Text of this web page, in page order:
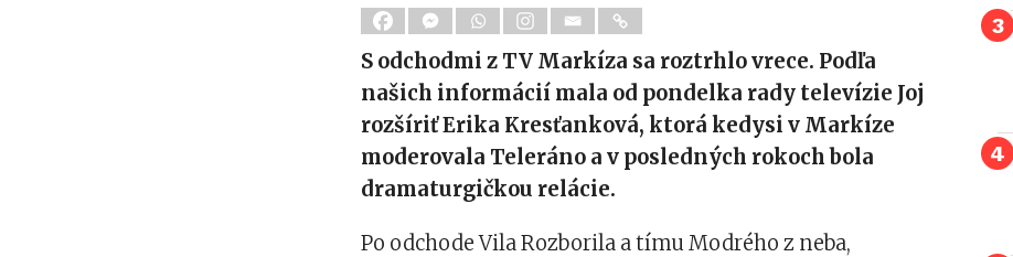
S odchodmi z TV Markíza sa roztrhlo vrece. Podľa
našich informácií mala od pondelka rady televízie Joj
rozšíriť Erika Kresťanková, ktorá kedysi v Markíze
moderovala Teleráno a v posledných rokoch bola
dramaturgičkou relácie.
Po odchode Vila Rozborila a tímu Modrého z neba,